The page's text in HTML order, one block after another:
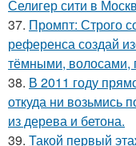
Селигер сити в
37. Промпт: Строго
референса создай
тёмными, волосами,
38. В 2011 году
откуда ни возьмись
из дерева и бетона.
39. Такой первый